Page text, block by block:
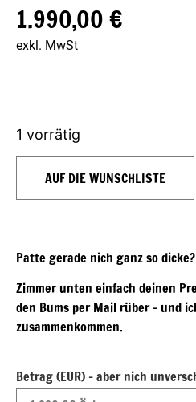
1.990,00€
exkl. MwSt
1 vorrätig
AUF DIE WUNSCHLISTE
Patte gerade nich ganz so
Zimmer unten einfach deinen
den Bums per Mail rüber – und
zusammenkommen.
Betrag (EUR) - aber nich